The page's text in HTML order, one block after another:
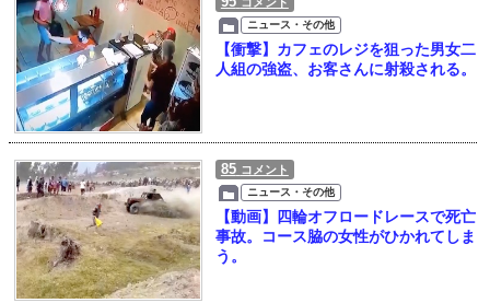
ニュース・その他
【衝撃】カフェのレジを狙った男女二
人組の強盗、お客さんに射殺される。
85 コメント
ニュース・その他
【動画】四輪オフロードレースで死亡
事故。コース脇の女性がひかれてしま
う。